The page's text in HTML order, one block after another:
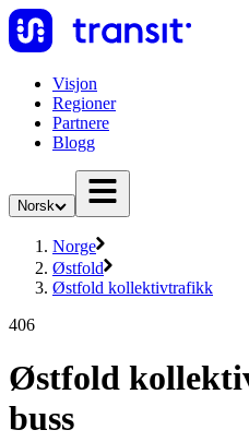
Visjon
Regioner
Partnere
Blogg
Norsk
Norge
Østfold
Østfold kollektivtrafikk
406
Østfold
buss